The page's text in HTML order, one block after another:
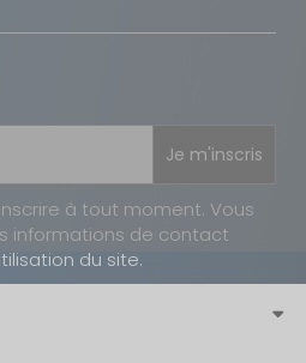
Je m'inscris
à tout moment. Vous
informations de contact
du site.